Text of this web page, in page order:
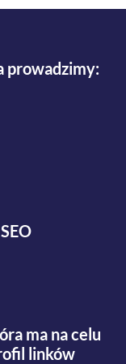
prowadzimy:
ma na celu
linków